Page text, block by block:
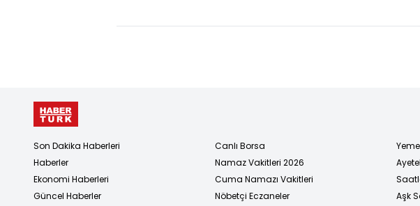
Son Dakika Haberleri
Haberler
Ekonomi Haberleri
Güncel Haberler
Canlı Borsa
Namaz Vakitleri 2026
Cuma Namazı Vakitleri
Nöbetçi Eczaneler
Aşk